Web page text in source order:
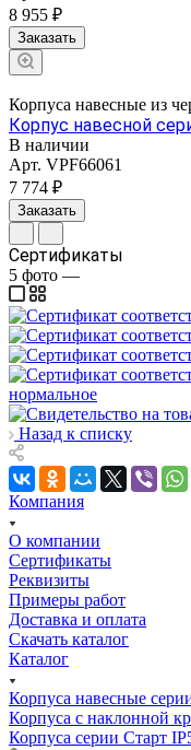
8 955 ₽
Заказать
Корпуса навесные из
Корпус навесной
В наличии
Арт. VPF66061
7 774 ₽
Заказать
Сертификаты
5 фото —
Назад к списку
Компания
О компании
Сертификаты
Реквизиты
Примеры работ
Доставка и оплата
Скачать каталог
Каталог
Корпуса навесные
Корпуса с наклонной
Корпуса серии Старт